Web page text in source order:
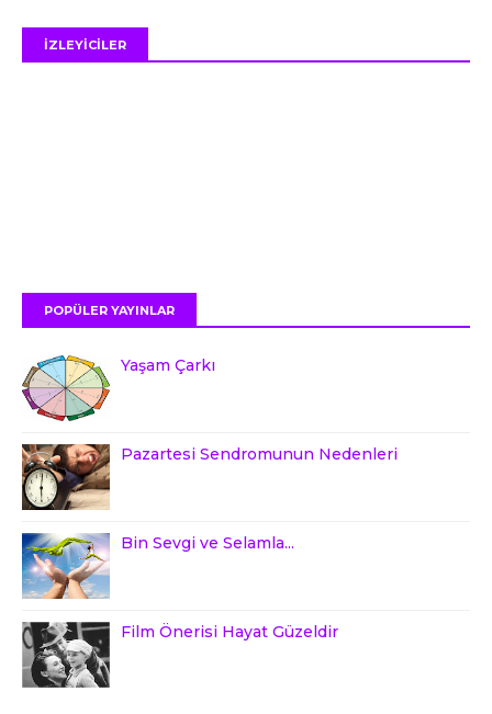
İZLEYİCİLER
POPÜLER YAYINLAR
Yaşam Çarkı
Pazartesi Sendromunun Nedenleri
Bin Sevgi ve Selamla...
Film Önerisi Hayat Güzeldir